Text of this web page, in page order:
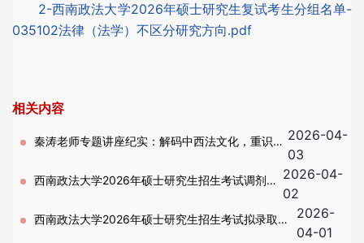
2-西南政法大学2026年硕士研究生复试考生分组名单-
035102法律（法学）不区分研究方向.pdf
相关内容
秦涛老师专题讲座纪实：解码中西法文化，重识中
国司法精神
2026-04-
03
西南政法大学2026年硕士研究生招生考试调剂工
作办法
2026-04-
02
西南政法大学2026年硕士研究生招生考试拟录取名
2026-
04-01